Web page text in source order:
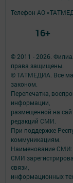
© 2011 - 2026.
права защищены.
© ТАТМЕДИА. Все
законом.
Перепечатка,
информации,
размещенной на
редакций СМИ.
При поддержке
коммуникациям.
Наименование СМИ:
СМИ
связи,
информационных
Телефон АО
16+